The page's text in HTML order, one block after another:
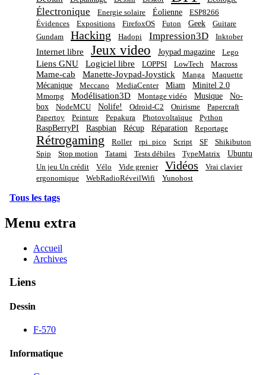
Électronique Energie solaire Éolienne
ESP8266
Évidences
Expositions FirefoxOS Futon Geek
Guitare
Gundam
Hacking Hadopi Impression3D Inktober
Internet libre Jeux video Joypad magazine Lego
Liens GNU Logiciel libre LOPPSI LowTech Macross
Mame-cab Manette-Joypad-Joystick Manga Maquette
Mécanique Meccano MediaCenter Miam Minitel 2.0
Mmorpg Modélisation3D Montage vidéo Musique
No-
box
NodeMCU Nolife! Odroid-C2 Onirisme
Papercraft
Papertoy
Peinture Pepakura Photovoltaïque Python
RaspBerryPI Raspbian Récup Réparation Reportage
Rétrogaming Roller rpi_pico Script SF
Shikibuton
Spip
Stop motion Tatami Tests débiles TypeMatrix Ubuntu
Un jeu Un crédit Vélo Vide grenier Vidéos
Vrai clavier
ergonomique
WebRadioRéveilWifi Yunohost
Tous les tags
Menu extra
Accueil
Archives
Liens
Dessin
F-570
Informatique